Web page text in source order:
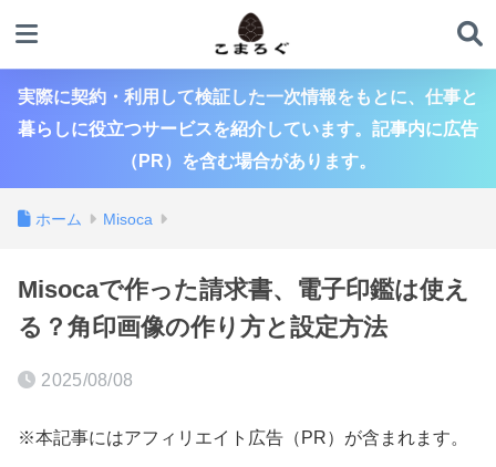
実際に契約・利用して検証した一次情報をもとに、仕事と
暮らしに役立つサービスを紹介しています。記事内に広告
（PR）を含む場合があります。
ホーム Misoca
Misocaで作った請求書、電子印鑑は使え
る？角印画像の作り方と設定方法
2025/08/08
※本記事にはアフィリエイト広告（PR）が含まれます。